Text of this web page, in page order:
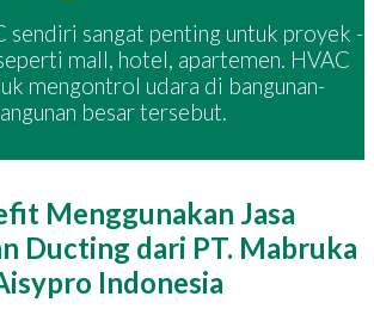
sendiri sangat penting untuk proyek -
mall, hotel, apartemen. HVAC
mengontrol udara di bangunan-
besar tersebut.
Menggunakan Jasa
Ducting dari PT. Mabruka
Indonesia